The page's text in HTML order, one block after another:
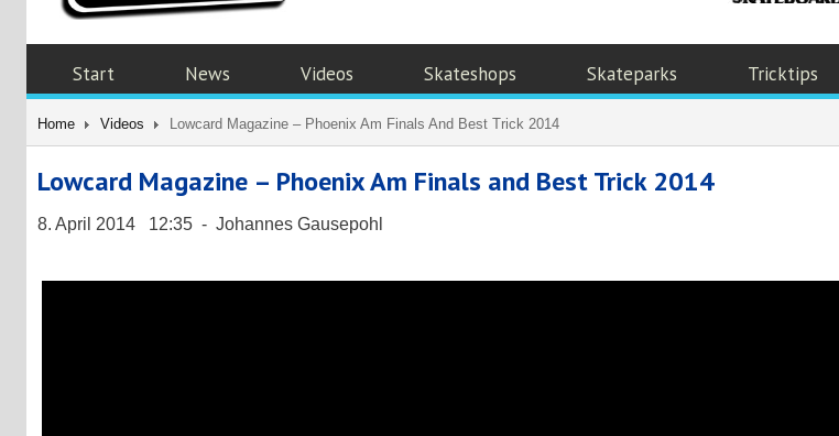
Start News Videos Skateshops Skateparks Tricktips
Home Videos Lowcard Magazine – Phoenix Am Finals And Best Trick 2014
Lowcard Magazine – Phoenix Am Finals and Best Trick 2014
8. April 2014 12:35 - Johannes Gausepohl